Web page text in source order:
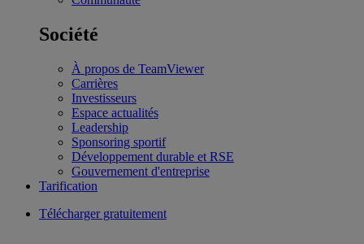
Société
À propos de TeamViewer
Carrières
Investisseurs
Espace actualités
Leadership
Sponsoring sportif
Développement durable et RSE
Gouvernement d'entreprise
Tarification
Télécharger gratuitement